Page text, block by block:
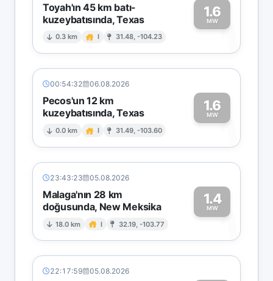
Toyah'ın 45 km batı-
kuzeybatısında, Texas
0.3 km I 31.48, -104.23
1.6
MW1
00:54:32 06.08.2026
Pecos'un 12 km
kuzeybatısında, Texas
0.0 km I 31.49, -103.60
1.6
MW1
23:43:23 05.08.2026
Malaga'nın 28 km
doğusunda, New Meksika
18.0 km I 32.19, -103.77
1.4
MW1
22:17:59 05.08.2026